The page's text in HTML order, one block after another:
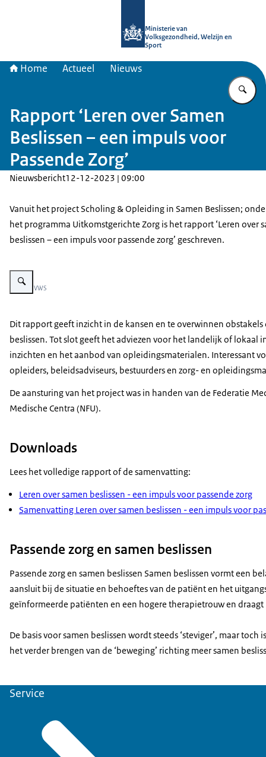
Ministerie van
Volksgezondheid, Welzijn en
Sport
Home Actueel Nieuws
Rapport ‘Leren over Samen
Beslissen – een impuls voor
Passende Zorg’
Nieuwsbericht12-12-2023 | 09:00
Vanuit het project Scholing & Opleiding in Samen Beslissen;
het programma Uitkomstgerichte Zorg is het rapport ‘Leren over
beslissen – een impuls voor passende zorg’ geschreven.
Vergroot afbeelding Rapport ‘Leren over Samen Beslissen – een impuls
Beeld: © VWS
Dit rapport geeft inzicht in de kansen en te overwinnen
beslissen. Tot slot geeft het adviezen voor het landelijk of lokaal
inzichten en het aanbod van opleidingsmaterialen. Interessant
opleiders, beleidsadviseurs, bestuurders en zorg- en
De aansturing van het project was in handen van de Federatie
Medische Centra (NFU).
Downloads
Lees het volledige rapport of de samenvatting:
Leren over samen beslissen - een impuls voor passende zorg
Samenvatting Leren over samen beslissen - een impuls voor
Passende zorg en samen beslissen
Passende zorg en samen beslissen Samen beslissen vormt een
aansluit bij de situatie en behoeftes van de patiënt en het
geïnformeerde patiënten en een hogere therapietrouw en
De basis voor samen beslissen wordt steeds ‘steviger’, maar
het verder brengen van de ‘beweging’ richting meer samen
Service